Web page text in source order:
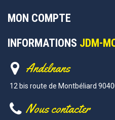
MON COMPTE
INFORMATIONS JDM-
Andelnans
12 bis route de Montbéliard
Nous contacter